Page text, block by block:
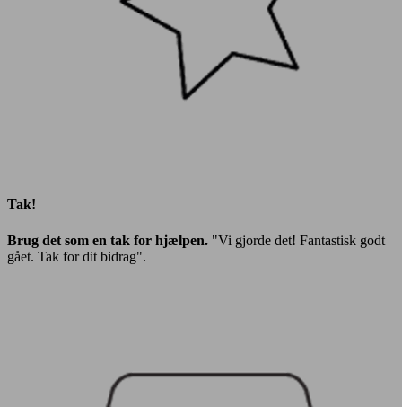
Tak!
Brug det som en tak for hjælpen. "Vi gjorde det! Fantastisk godt
gået. Tak for dit bidrag".